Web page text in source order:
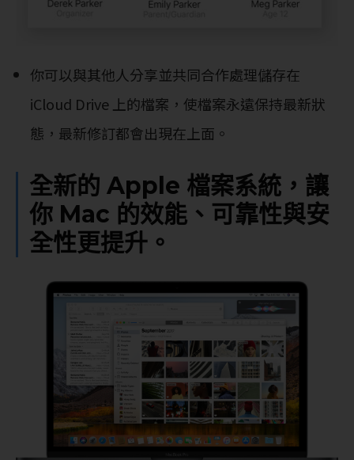
你可以與其他人分享並共同合作處理儲存在
iCloud Drive 上的檔案，使檔案永遠保持最新狀
態，最新修訂都會出現在上面。
全新的 Apple 檔案系統，讓
你 Mac 的效能、可靠性與安
全性更提升。